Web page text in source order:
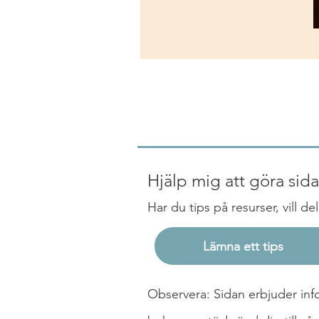
Hjälp mig att göra
Har du tips på resurser, vill
Lämna ett tips
Observera: Sidan erbjuder